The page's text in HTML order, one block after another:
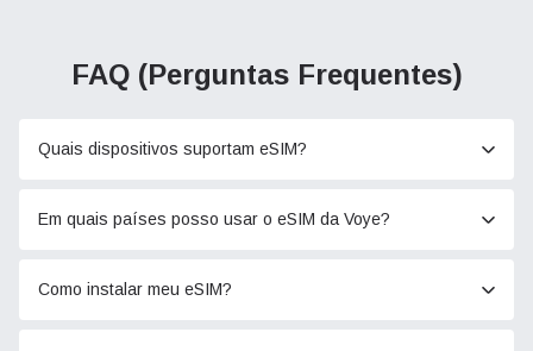
FAQ (Perguntas Frequentes)
Quais dispositivos suportam eSIM?
Em quais países posso usar o eSIM da Voye?
Como instalar meu eSIM?